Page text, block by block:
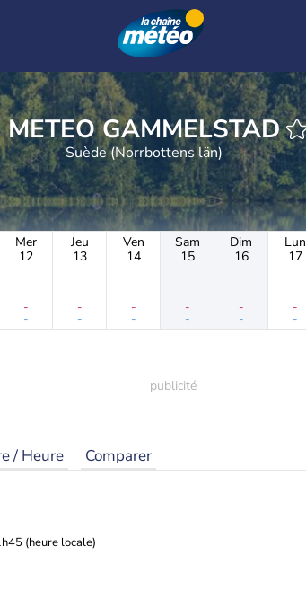
METEO GAMMELSTAD
Suède (Norrbottens län)
Mer
12
-
-
Jeu
13
-
-
Ven
14
-
-
Sam
15
-
-
Dim
16
-
-
Lun
17
-
-
/ Heure Comparer
(heure locale)